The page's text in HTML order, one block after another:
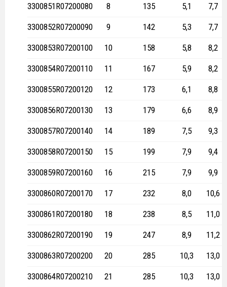
3300851R07200080 8 135 5,1 7,7
3300852R07200090 9 142 5,3 7,7
3300853R07200100 10 158 5,8 8,2
3300854R07200110 11 167 5,9 8,2
3300855R07200120 12 173 6,1 8,8
3300856R07200130 13 179 6,6 8,9
3300857R07200140 14 189 7,5 9,3
3300858R07200150 15 199 7,9 9,4
3300859R07200160 16 215 7,9 9,9
3300860R07200170 17 232 8,0 10,6
3300861R07200180 18 238 8,5 11,0
3300862R07200190 19 247 8,9 11,2
3300863R07200200 20 285 10,3 13,0
3300864R07200210 21 285 10,3 13,0